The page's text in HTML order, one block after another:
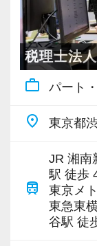
税理士法
work_outline パート
place 東京都
train
JR 湘南
駅 徒歩
東京メ
東急東
谷駅 徒